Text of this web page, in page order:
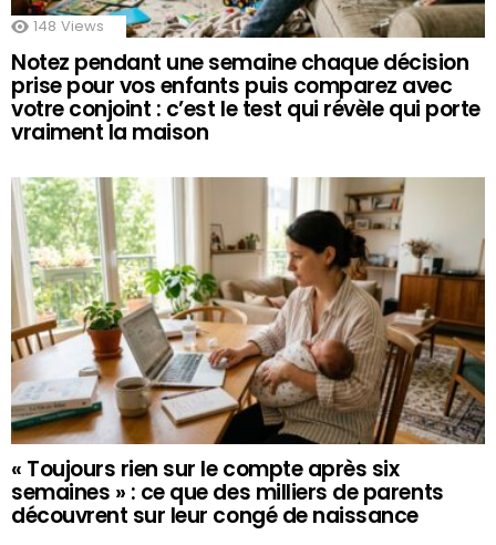
148 Views
Notez pendant une semaine chaque décision
prise pour vos enfants puis comparez avec
votre conjoint : c’est le test qui révèle qui porte
vraiment la maison
« Toujours rien sur le compte après six
semaines » : ce que des milliers de parents
découvrent sur leur congé de naissance